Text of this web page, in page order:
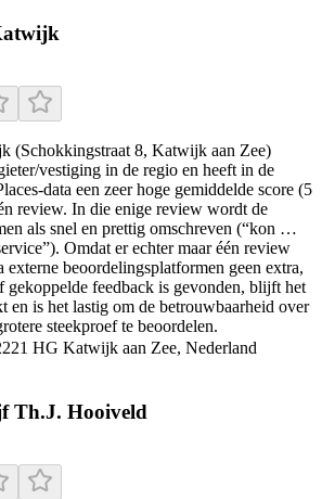
(Schokkingstraat 8, Katwijk aan Zee)
vestiging in de regio en heeft in de
data een zeer hoge gemiddelde score (5
review. In die enige review wordt de
als snel en prettig omschreven (“kon …
Omdat er echter maar één review
externe beoordelingsplatformen geen extra,
gekoppelde feedback is gevonden, blijft het
en is het lastig om de betrouwbaarheid over
steekproef te beoordelen.
HG Katwijk aan Zee, Nederland
Th.J. Hooiveld